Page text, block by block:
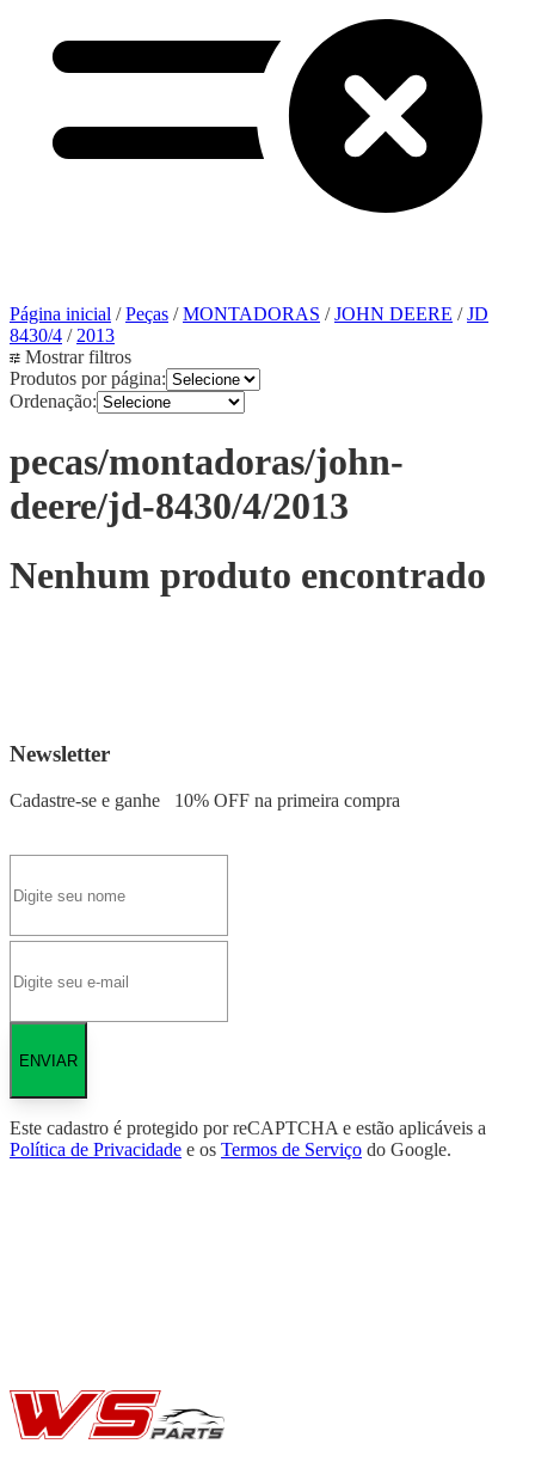
Página inicial /Peças /MONTADORAS /JOHN DEERE /JD
8430/4 /2013
Mostrar filtros
Produtos por página:
Ordenação:
pecas/montadoras/john-
deere/jd-8430/4/2013
Nenhum produto encontrado
Newsletter
Cadastre-se e ganhe 10% OFF na primeira compra
ENVIAR
Este cadastro é protegido por reCAPTCHA e estão aplicáveis a
Política de Privacidade e os Termos de Serviço do Google.